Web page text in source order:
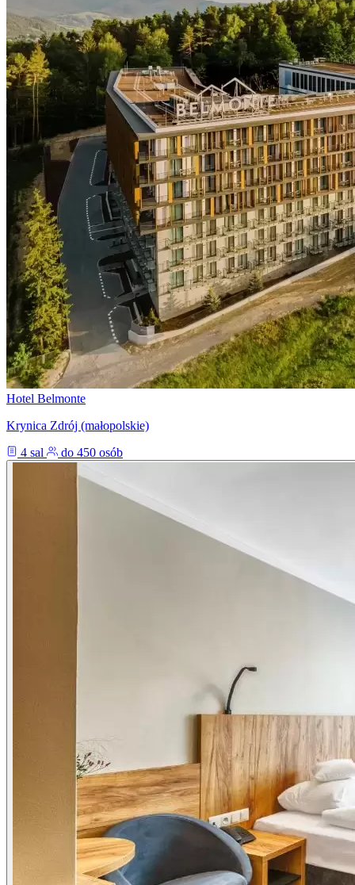
Hotel Belmonte
Krynica Zdrój (małopolskie)
4 sal
do 450 osób